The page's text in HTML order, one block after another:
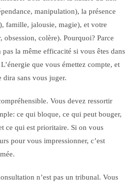
manipulation), la présence
famille, jalousie, magie), et votre
obsession, colère). Pourquoi? Parce
la même efficacité si vous êtes dans
que vous émettez compte, et
sans vous juger.
Vous devez ressortir
ce qui bloque, ce qui peut bouger,
ce qui est prioritaire. Si on vous
pour vous impressionner, c’est
n’est pas un tribunal. Vous